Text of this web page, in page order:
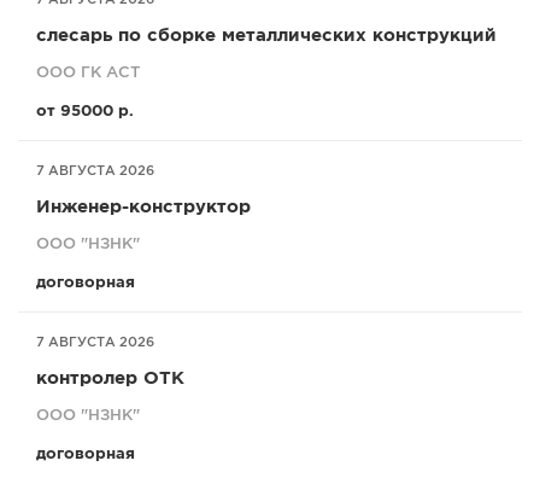
слесарь по сборке металлических конструкций
ООО ГК АСТ
от 95000 р.
7 АВГУСТА 2026
Инженер-конструктор
ООО "НЗНК"
договорная
7 АВГУСТА 2026
контролер ОТК
ООО "НЗНК"
договорная